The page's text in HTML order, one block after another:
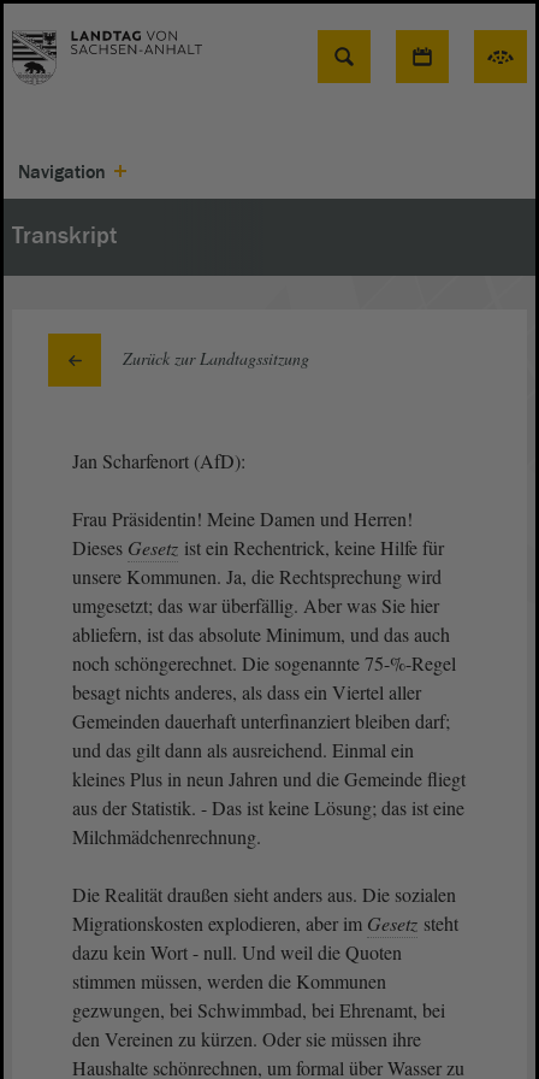
Suche
Navigation
Transkript
Zurück zur Landtagssitzung
Jan Scharfenort (AfD):
Frau Präsidentin! Meine Damen und Herren!
Dieses Gesetz ist ein Rechentrick, keine Hilfe für
unsere Kommunen. Ja, die Rechtsprechung wird
umgesetzt; das war überfällig. Aber was Sie hier
abliefern, ist das absolute Minimum, und das auch
noch schöngerechnet. Die sogenannte 75-%-Regel
besagt nichts anderes, als dass ein Viertel aller
Gemeinden dauerhaft unterfinanziert bleiben darf;
und das gilt dann als ausreichend. Einmal ein
kleines Plus in neun Jahren und die Gemeinde fliegt
aus der Statistik. - Das ist keine Lösung; das ist eine
Milchmädchenrechnung.
Die Realität draußen sieht anders aus. Die sozialen
Migrationskosten explodieren, aber im Gesetz steht
dazu kein Wort - null. Und weil die Quoten
stimmen müssen, werden die Kommunen
gezwungen, bei Schwimmbad, bei Ehrenamt, bei
den Vereinen zu kürzen. Oder sie müssen ihre
Haushalte schönrechnen, um formal über Wasser zu